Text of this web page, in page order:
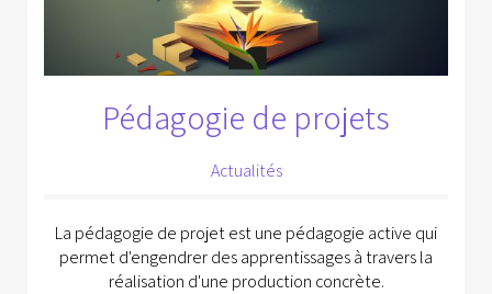
Pédagogie de projets
Actualités
La pédagogie de projet est une pédagogie active qui
permet d'engendrer des apprentissages à travers la
réalisation d'une production concrète.